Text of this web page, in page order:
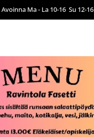
Avoinna Ma - La 10-16 Su 12-16